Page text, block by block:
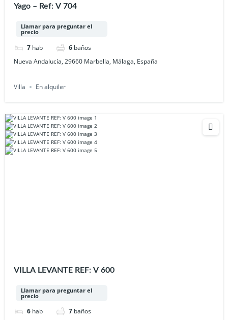
Yago – Ref: V 704
Llamar para preguntar el
precio
7 hab 6 baños
Nueva Andalucía, 29660 Marbella, Málaga, España
Villa En alquiler
VILLA LEVANTE REF: V 600
Llamar para preguntar el
precio
6 hab 7 baños